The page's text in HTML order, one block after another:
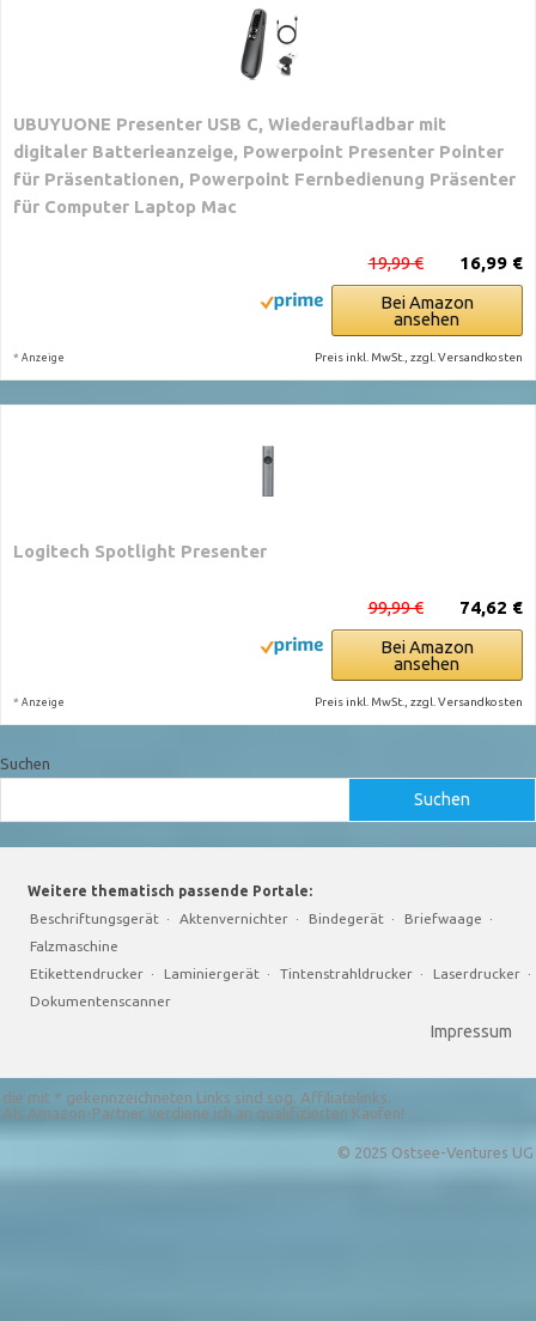
UBUYUONE Presenter USB C, Wiederaufladbar mit
digitaler Batterieanzeige, Powerpoint Presenter Pointer
für Präsentationen, Powerpoint Fernbedienung Präsenter
für Computer Laptop Mac
16,99 €
19,99 €
Bei Amazon
ansehen
* Anzeige Preis inkl. MwSt., zzgl. Versandkosten
Logitech Spotlight Presenter
74,62 €
99,99 €
Bei Amazon
ansehen
* Anzeige Preis inkl. MwSt., zzgl. Versandkosten
Suchen
Suchen
Weitere thematisch passende Portale:
Beschriftungsgerät · Aktenvernichter · Bindegerät · Briefwaage ·
Falzmaschine
Etikettendrucker · Laminiergerät · Tintenstrahldrucker · Laserdrucker ·
Dokumentenscanner
Impressum
die mit * gekennzeichneten Links sind sog. Affiliatelinks.
Als Amazon-Partner verdiene ich an qualifizierten Käufen!
© 2025 Ostsee-Ventures UG